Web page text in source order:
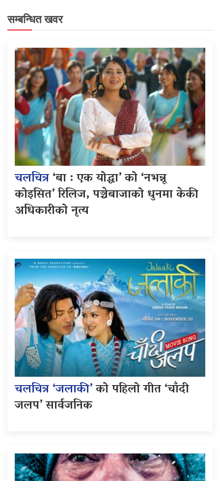
सम्बन्धित खवर
चलचित्र‘बा : एक योद्धा’ को ‘नभन्नू
कोइसित’ रिलिज, पञ्चेबाजाको धुनमा केकी
अधिकारीको नृत्य
चलचित्र ‘जलाकी’को पहिलो गीत ‘चाँदी
जलप’ सार्वजनिक